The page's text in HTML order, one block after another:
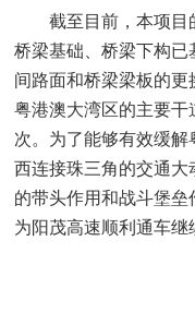
截至目前，本项目
桥梁基础、桥梁下构
间路面和桥梁梁板的
粤港澳大湾区的主要干
次。为了能够有效缓
西连接珠三角的交通大
的带头作用和战斗堡垒
为阳茂高速顺利通车继